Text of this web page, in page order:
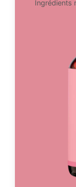
Ingrédients